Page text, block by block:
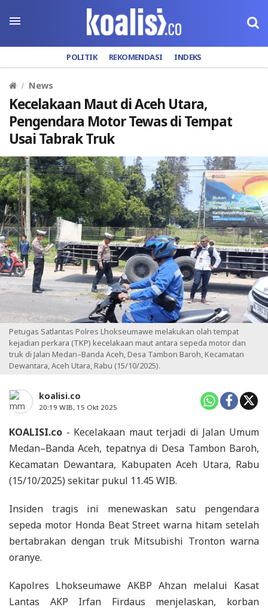
POLITIK REKOMENDASI INDEKS
News
Kecelakaan Maut di Aceh Utara,
Pengendara Motor Tewas di Tempat
Usai Tabrak Truk
Petugas Satlantas Polres Lhokseumawe melakukan olah tempat
kejadian perkara (TKP) kecelakaan maut antara sepeda motor dan
truk di Jalan Medan–Banda Aceh, Desa Tambon Baroh, Kecamatan
Dewantara, Aceh Utara, Rabu (15/10/2025).
koalisi.co
20:19 WIB, 15 Okt 2025
KOALISI.co - Kecelakaan maut terjadi di Jalan Umum
Medan–Banda Aceh, tepatnya di Desa Tambon Baroh,
Kecamatan Dewantara, Kabupaten Aceh Utara, Rabu
(15/10/2025) sekitar pukul 11.45 WIB.
Insiden tragis ini menewaskan satu pengendara
sepeda motor Honda Beat Street warna hitam setelah
bertabrakan dengan truk Mitsubishi Tronton warna
oranye.
Kapolres Lhokseumawe AKBP Ahzan melalui Kasat
Lantas AKP Irfan Firdaus menjelaskan, korban